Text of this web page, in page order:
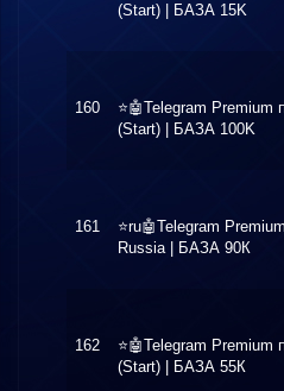
(Start) | БАЗА 15K
160
⭐️🤖Telegram Premium
(Start) | БАЗА 100K
161
⭐️ru🤖Telegram
Russia | БАЗА 90К
162
⭐️🤖Telegram Premium
(Start) | БАЗА 55К